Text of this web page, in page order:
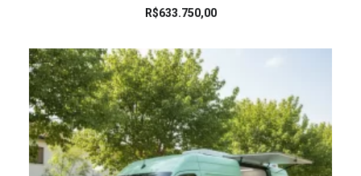
R$633.750,00